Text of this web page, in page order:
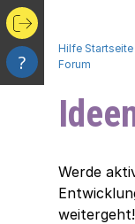
?
Hilfe Startseite
Forum
Werde